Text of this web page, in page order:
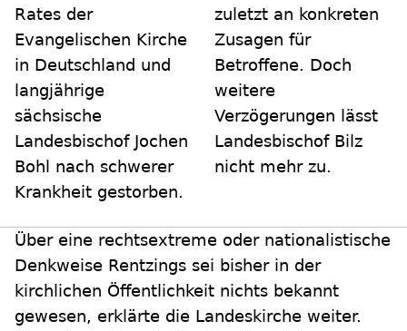
Rates der
Evangelischen Kirche
in Deutschland und
langjährige
sächsische
Landesbischof Jochen
Bohl nach schwerer
Krankheit gestorben.
zuletzt an konkreten
Zusagen für
Betroffene. Doch
weitere
Verzögerungen lässt
Landesbischof Bilz
nicht mehr zu.
Über eine rechtsextreme oder nationalistische
Denkweise Rentzings sei bisher in der
kirchlichen Öffentlichkeit nichts bekannt
gewesen, erklärte die Landeskirche weiter.